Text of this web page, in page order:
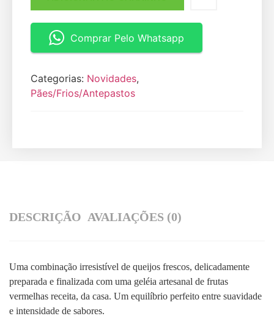
Comprar Pelo Whatsapp
Categorias: Novidades,
Pães/Frios/Antepastos
DESCRIÇÃO AVALIAÇÕES (0)
Uma combinação irresistível de queijos frescos, delicadamente
preparada e finalizada com uma geléia artesanal de frutas
vermelhas receita, da casa. Um equilíbrio perfeito entre suavidade
e intensidade de sabores.